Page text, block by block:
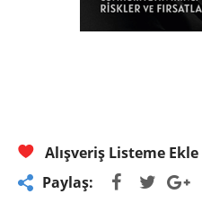
Alışveriş Listeme Ekle
Paylaş: